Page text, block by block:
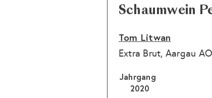
Schaumwein
Tom Litwan
Extra Brut, Aargau
Jahrgang
2020